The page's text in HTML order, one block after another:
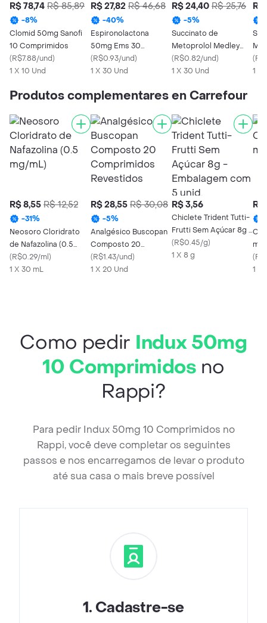
R$ 78,74 R$ 85,89
-8%
Clomid 50mg Sanofi
10 Comprimidos
(R$7.88/und)
1 X 10 Und
R$ 27,82 R$ 46,68
-40%
Espironolactona
50mg Ems 30
Comprimidos
(R$0.93/und)
1 X 30 Und
R$ 24,40 R$ 25,76
-5%
Succinato de
Metoprolol Medley
25mg 30
Comprimidos
(R$0.82/und)
1 X 30 Und
R$
(
1 X
Produtos complementares en Carrefour
R$ 8,55 R$ 12,52
-31%
Neosoro Cloridrato
de Nafazolina (0.5
mg/mL)
(R$0.29/ml)
1 X 30 mL
R$ 28,55 R$ 30,08
-5%
Analgésico Buscopan
Composto 20
Comprimidos
Revestidos
(R$1.43/und)
1 X 20 Und
R$ 3,56
Chiclete Trident Tutti-
Frutti Sem Açúcar 8g -
Embalagem com 5
unid.
(R$0.45/g)
1 X 8 g
R$
mg
(
1 X
Como pedir Indux 50mg
10 Comprimidos no
Rappi?
Para pedir Indux 50mg 10 Comprimidos no
Rappi, você deve completar os seguintes
passos e nos encarregamos de levar o produto
até sua casa o mais breve possível
1. Cadastre-se